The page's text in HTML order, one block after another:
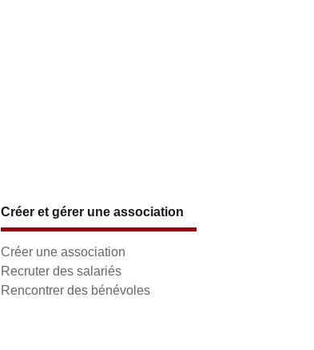
Créer et gérer une association
Créer une association
Recruter des salariés
Rencontrer des bénévoles